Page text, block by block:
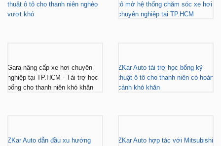
thuật ô tô cho thanh niên nghèo
vượt khó
tô mở hệ thống chăm sóc xe hơi
chuyên nghiệp tại TP.HCM
Gara nâng cấp xe hơi chuyên
nghiệp tại TP.HCM - Tài trợ học
bổng cho thanh niên khó khăn
ZKar Auto tài trợ học bổng kỹ
thuật ô tô cho thanh niên có hoàn
cảnh khó khăn
ZKar Auto dẫn đầu xu hướng
ZKar Auto hợp tác với Mitsubishi